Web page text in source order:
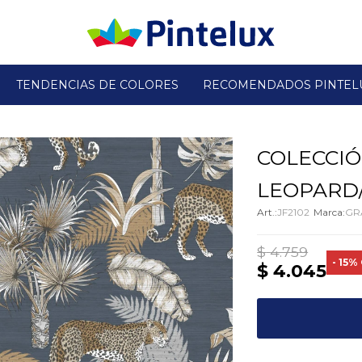
TENDENCIAS DE COLORES RECOMENDADOS
JF2102
$ 4.045
$ 4.759
15